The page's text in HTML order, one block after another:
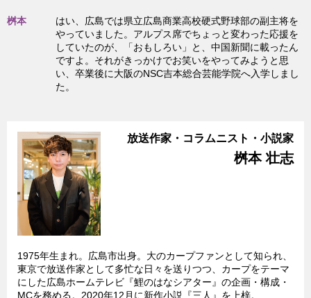
桝本
はい、広島では県立広島商業高校硬式野球部の副主将を
やっていました。アルプス席でちょっと変わった応援を
していたのが、「おもしろい」と、中国新聞に載ったん
ですよ。それがきっかけでお笑いをやってみようと思
い、卒業後に大阪のNSC吉本総合芸能学院へ入学しまし
た。
放送作家・コラムニスト・小説家
桝本 壮志
1975年生まれ。広島市出身。大のカープファンとして知られ、
東京で放送作家として多忙な日々を送りつつ、カープをテーマ
にした広島ホームテレビ『鯉のはなシアター』の企画・構成・
MCを務める。2020年12月に新作小説『三人』を上梓。